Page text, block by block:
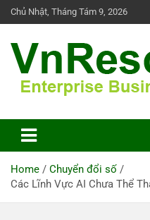
Skip
to
Chủ Nhật, Tháng Tám 9, 2026
VnResource
Home
Chuyển đổi số
Các Lĩnh Vực AI Chưa Thể